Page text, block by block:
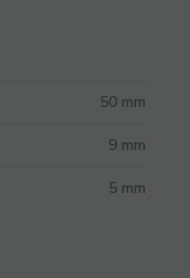
50 mm
9 mm
5 mm